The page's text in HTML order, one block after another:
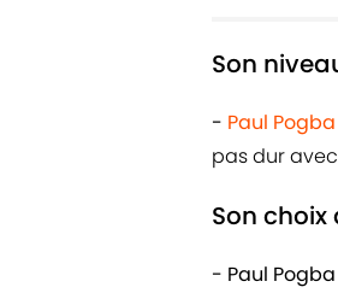
Son
- Paul Pogba
pas dur
Son
- Paul Pogba